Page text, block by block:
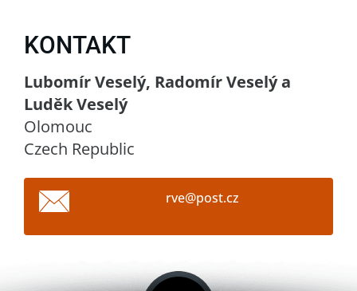
KONTAKT
Lubomír Veselý, Radomír Veselý a
Luděk Veselý
Olomouc
Czech Republic
rve@post.cz